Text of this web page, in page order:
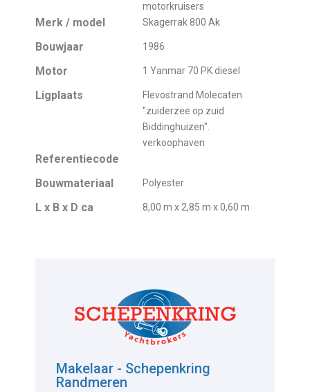
motorkruisers
Merk / model Skagerrak 800 Ak
Bouwjaar 1986
Motor 1 Yanmar 70 PK diesel
Ligplaats
Flevostrand Molecaten
"zuiderzee op zuid
Biddinghuizen".
verkoophaven
Referentiecode
Bouwmateriaal
Polyester
L x B x D ca 8,00 m x 2,85 m x 0,60 m
Makelaar - Schepenkring
Randmeren